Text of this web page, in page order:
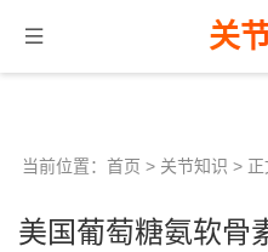
关
当前位置： 首页 > 关节知识 > 正
美国葡萄糖氨软骨